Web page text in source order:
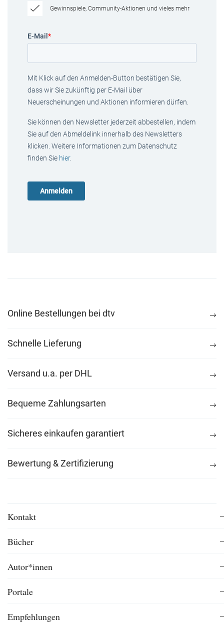
Gewinnspiele, Community-Aktionen und vieles mehr
E-Mail *
Mit Klick auf den Anmelden-Button bestätigen Sie,
dass wir Sie zukünftig per E-Mail über
Neuerscheinungen und Aktionen informieren dürfen.
Sie können den Newsletter jederzeit abbestellen, indem
Sie auf den Abmeldelink innerhalb des Newsletters
klicken. Weitere Informationen zum Datenschutz
finden Sie hier.
Online Bestellungen bei dtv
Schnelle Lieferung
Versand u.a. per DHL
Bequeme Zahlungsarten
Sicheres einkaufen garantiert
Bewertung & Zertifizierung
Kontakt
Bücher
Autor*innen
Portale
Empfehlungen